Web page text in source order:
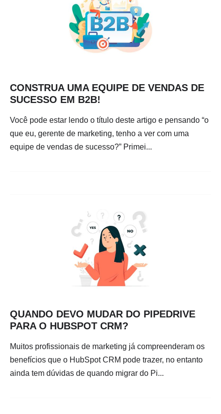
CONSTRUA UMA EQUIPE DE VENDAS DE
SUCESSO EM B2B!
Você pode estar lendo o título deste artigo e pensando “o
que eu, gerente de marketing, tenho a ver com uma
equipe de vendas de sucesso?” Primei...
QUANDO DEVO MUDAR DO PIPEDRIVE
PARA O HUBSPOT CRM?
Muitos profissionais de marketing já compreenderam os
benefícios que o HubSpot CRM pode trazer, no entanto
ainda tem dúvidas de quando migrar do Pi...